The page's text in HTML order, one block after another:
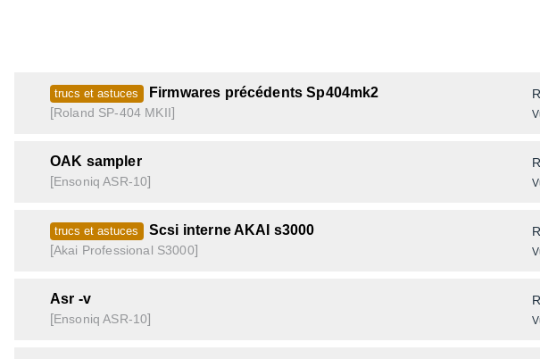
trucs et astuces
Firmwares précédents Sp404mk2
[Roland SP-404 MKII]
OAK sampler
[Ensoniq ASR-10]
trucs et astuces
Scsi interne AKAI s3000
[Akai Professional S3000]
Asr -v
[Ensoniq ASR-10]